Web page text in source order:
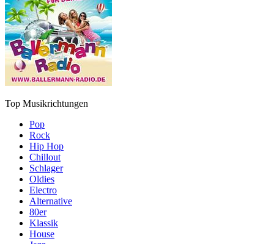
Top Musikrichtungen
Pop
Rock
Hip Hop
Chillout
Schlager
Oldies
Electro
Alternative
80er
Klassik
House